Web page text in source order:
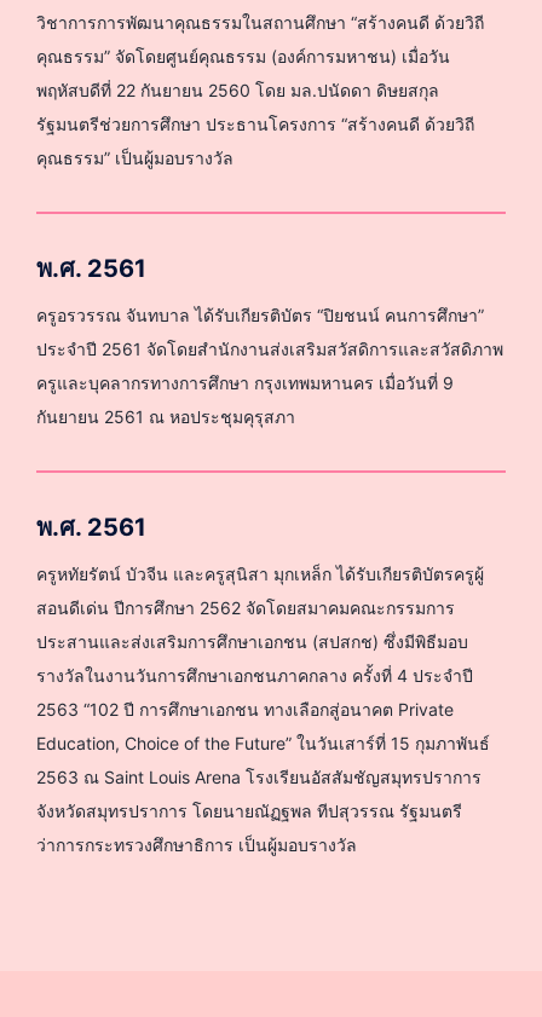
วิชาการการพัฒนาคุณธรรมในสถานศึกษา “สร้างคนดี ด้วยวิถี
คุณธรรม” จัดโดยศูนย์คุณธรรม (องค์การมหาชน) เมื่อวัน
พฤหัสบดีที่ 22 กันยายน 2560 โดย มล.ปนัดดา ดิษยสกุล
รัฐมนตรีช่วยการศึกษา ประธานโครงการ “สร้างคนดี ด้วยวิถี
คุณธรรม” เป็นผู้มอบรางวัล
พ.ศ. 2561
ครูอรวรรณ จันทบาล ได้รับเกียรติบัตร “ปิยชนน์ คนการศึกษา”
ประจำปี 2561 จัดโดยสำนักงานส่งเสริมสวัสดิการและสวัสดิภาพ
ครูและบุคลากรทางการศึกษา กรุงเทพมหานคร เมื่อวันที่ 9
กันยายน 2561 ณ หอประชุมคุรุสภา
พ.ศ. 2561
ครูหทัยรัตน์ บัวจีน และครูสุนิสา มุกเหล็ก ได้รับเกียรติบัตรครูผู้
สอนดีเด่น ปีการศึกษา 2562 จัดโดยสมาคมคณะกรรมการ
ประสานและส่งเสริมการศึกษาเอกชน (สปสกช) ซึ่งมีพิธีมอบ
รางวัลในงานวันการศึกษาเอกชนภาคกลาง ครั้งที่ 4 ประจำปี
2563 “102 ปี การศึกษาเอกชน ทางเลือกสู่อนาคต Private
Education, Choice of the Future” ในวันเสาร์ที่ 15 กุมภาพันธ์
2563 ณ Saint Louis Arena โรงเรียนอัสสัมชัญสมุทรปราการ
จังหวัดสมุทรปราการ โดยนายณัฏฐพล ทีปสุวรรณ รัฐมนตรี
ว่าการกระทรวงศึกษาธิการ เป็นผู้มอบรางวัล